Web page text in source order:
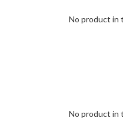
No product in
No product in